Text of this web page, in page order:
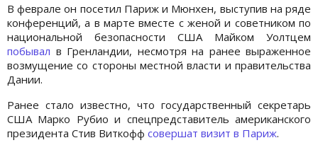
В феврале он посетил Париж и Мюнхен, выступив на ряде
конференций, а в марте вместе с женой и советником по
национальной безопасности США Майком Уолтцем
побывал в Гренландии, несмотря на ранее выраженное
возмущение со стороны местной власти и правительства
Дании.
Ранее стало известно, что государственный секретарь
США Марко Рубио и спецпредставитель американского
президента Стив Виткофф совершат визит в Париж.